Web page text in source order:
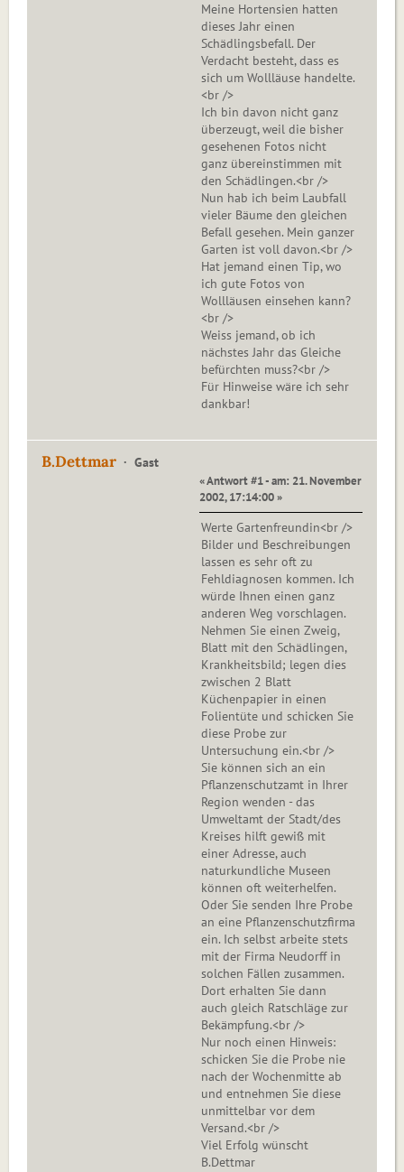
Meine Hortensien hatten
dieses Jahr einen
Schädlingsbefall. Der
Verdacht besteht, dass es
sich um Wollläuse handelte.
<br />
Ich bin davon nicht ganz
überzeugt, weil die bisher
gesehenen Fotos nicht
ganz übereinstimmen mit
den Schädlingen.<br />
Nun hab ich beim Laubfall
vieler Bäume den gleichen
Befall gesehen. Mein ganzer
Garten ist voll davon.<br />
Hat jemand einen Tip, wo
ich gute Fotos von
Wollläusen einsehen kann?
<br />
Weiss jemand, ob ich
nächstes Jahr das Gleiche
befürchten muss?<br />
Für Hinweise wäre ich sehr
dankbar!
B.Dettmar Gast
« Antwort #1 - am: 21. November
2002, 17:14:00 »
Werte Gartenfreundin<br />
Bilder und Beschreibungen
lassen es sehr oft zu
Fehldiagnosen kommen. Ich
würde Ihnen einen ganz
anderen Weg vorschlagen.
Nehmen Sie einen Zweig,
Blatt mit den Schädlingen,
Krankheitsbild; legen dies
zwischen 2 Blatt
Küchenpapier in einen
Folientüte und schicken Sie
diese Probe zur
Untersuchung ein.<br />
Sie können sich an ein
Pflanzenschutzamt in Ihrer
Region wenden - das
Umweltamt der Stadt/des
Kreises hilft gewiß mit
einer Adresse, auch
naturkundliche Museen
können oft weiterhelfen.
Oder Sie senden Ihre Probe
an eine Pflanzenschutzfirma
ein. Ich selbst arbeite stets
mit der Firma Neudorff in
solchen Fällen zusammen.
Dort erhalten Sie dann
auch gleich Ratschläge zur
Bekämpfung.<br />
Nur noch einen Hinweis:
schicken Sie die Probe nie
nach der Wochenmitte ab
und entnehmen Sie diese
unmittelbar vor dem
Versand.<br />
Viel Erfolg wünscht
B.Dettmar